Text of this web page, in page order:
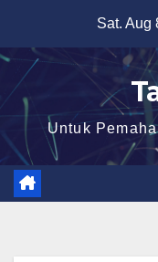
content
Sat. Aug
Untuk